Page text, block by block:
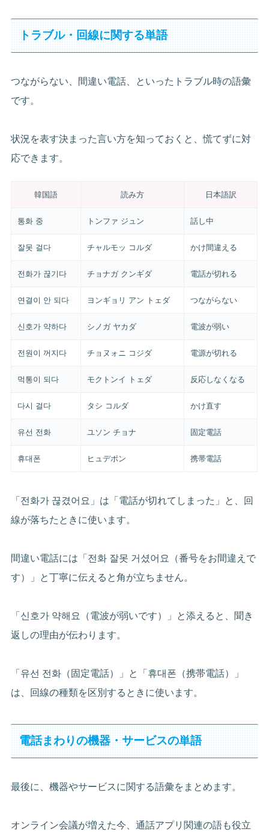
トラブル・回線に関する単語
つながらない、間違い電話、といったトラブル時の語彙
です。
状況を表す決まった言い方を知っておくと、慌てずに対
応できます。
韓国語 読み方 日本語訳
통화 중 トンファ ジュン 話し中
잘못 걸다 チャルモッ コルダ かけ間違える
전화가 끊기다 チョナガ クンギダ 電話が切れる
연결이 안 되다 ヨンギョリ アン トェダ つながらない
신호가 약하다 シノガ ヤカダ 電波が弱い
전원이 꺼지다 チョヌォニ コジダ 電源が切れる
먹통이 되다 モクトンイ トェダ 反応しなくなる
다시 걸다 タシ コルダ かけ直す
유선 전화 ユソン チョナ 固定電話
휴대폰 ヒュデポン 携帯電話
「전화가 끊겼어요」は「電話が切れてしまった」と、回
線が落ちたときに使います。
間違い電話には「전화 잘못 거셨어요（番号をお間違えで
す）」と丁寧に伝えると角が立ちません。
「신호가 약해요（電波が弱いです）」と添えると、聞き
返しの理由が伝わります。
「유선 전화（固定電話）」と「휴대폰（携帯電話）」
は、回線の種類を区別するときに使います。
電話まわりの機器・サービスの単語
最後に、機器やサービスに関する語彙をまとめます。
オンライン会議が増えた今、通話アプリ関連の語も役立